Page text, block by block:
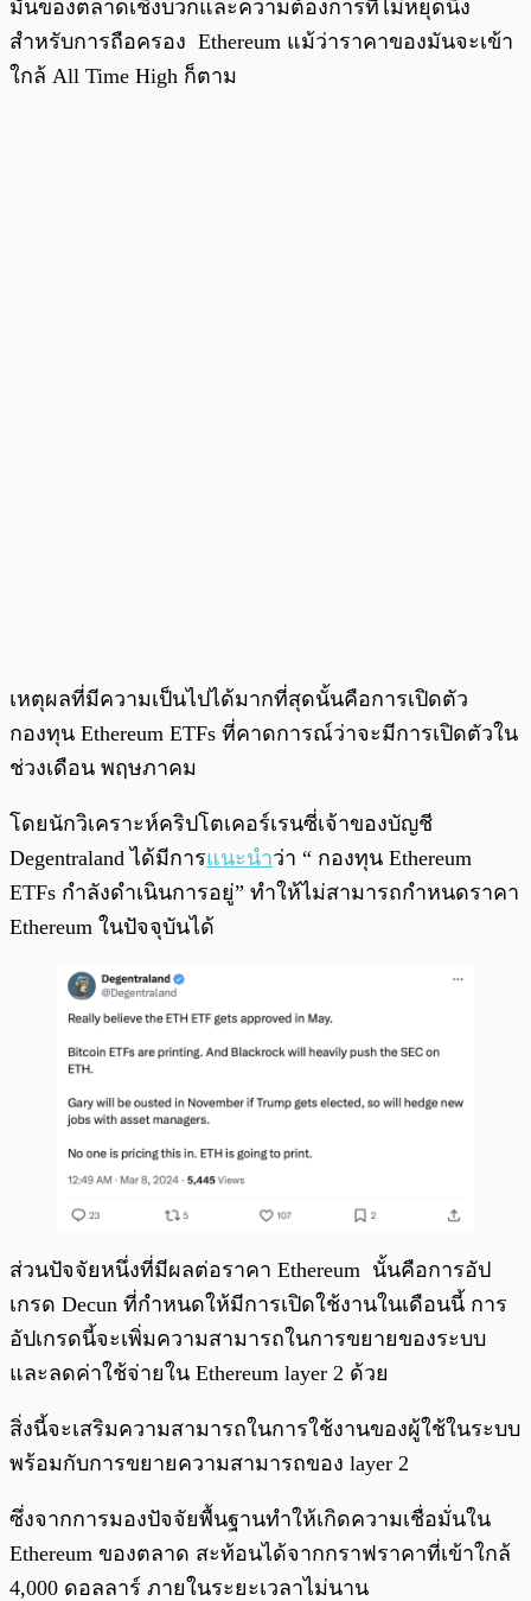
มั่นของตลาดเชิงบวกและความต้องการที่ไม่หยุดนิ่ง
สำหรับการถือครอง Ethereum แม้ว่าราคาของมันจะเข้า
ใกล้ All Time High ก็ตาม
เหตุผลที่มีความเป็นไปได้มากที่สุดนั้นคือการเปิดตัว
กองทุน Ethereum ETFs ที่คาดการณ์ว่าจะมีการเปิดตัวใน
ช่วงเดือน พฤษภาคม
โดยนักวิเคราะห์คริปโตเคอร์เรนซี่เจ้าของบัญชี
Degentraland ได้มีการแนะนำว่า “ กองทุน Ethereum
ETFs กำลังดำเนินการอยู่” ทำให้ไม่สามารถกำหนดราคา
Ethereum ในปัจจุบันได้
ส่วนปัจจัยหนึ่งที่มีผลต่อราคา Ethereum นั้นคือการอัป
เกรด Decun ที่กำหนดให้มีการเปิดใช้งานในเดือนนี้ การ
อัปเกรดนี้จะเพิ่มความสามารถในการขยายของระบบ
และลดค่าใช้จ่ายใน Ethereum layer 2 ด้วย
สิ่งนี้จะเสริมความสามารถในการใช้งานของผู้ใช้ในระบบ
พร้อมกับการขยายความสามารถของ layer 2
ซึ่งจากการมองปัจจัยพื้นฐานทำให้เกิดความเชื่อมั่นใน
Ethereum ของตลาด สะท้อนได้จากกราฟราคาที่เข้าใกล้
4,000 ดอลลาร์ ภายในระยะเวลาไม่นาน